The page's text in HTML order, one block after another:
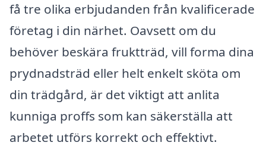
få tre olika erbjudanden från kvalificerade
företag i din närhet. Oavsett om du
behöver beskära fruktträd, vill forma dina
prydnadsträd eller helt enkelt sköta om
din trädgård, är det viktigt att anlita
kunniga proffs som kan säkerställa att
arbetet utförs korrekt och effektivt.